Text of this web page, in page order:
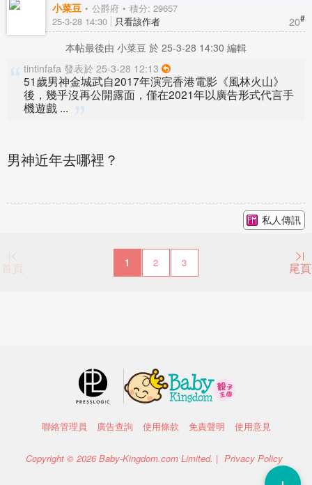
小菜豆 公爵府 積分: 29657
20#
25-3-28 14:30 只看該作者
本帖最後由 小菜豆 於 25-3-28 14:30 編輯
tintinfafa 發表於 25-3-28 12:13
51歲男神金城武自2017年演完香港電影《風林火山》
後，幾乎沒再公開露面，僅在2021年以廣告形式代言手
機遊戲 ...
男神近年去哪裡？
私人傳訊
首頁 1 2 3 尾頁
聯絡管理員 廣告查詢 使用條款 免責聲明 使用意見
Copyright © 2026 Baby-Kingdom.com Limited. | Privacy Policy